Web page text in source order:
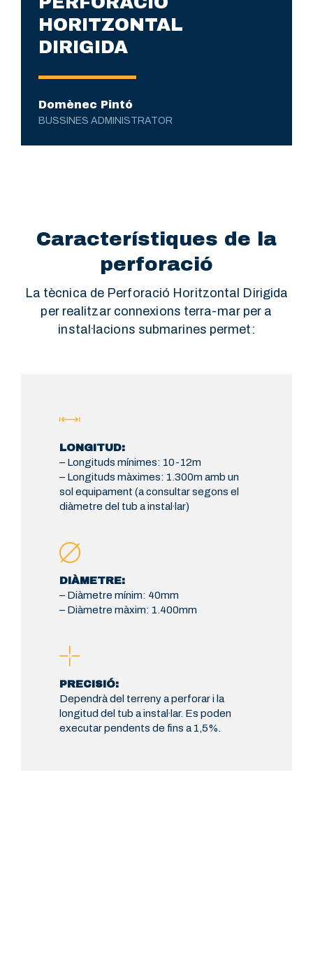
HORITZONTAL
DIRIGIDA
Domènec Pintó
BUSSINES ADMINISTRATOR
Característiques de la
perforació
La tècnica de Perforació Horitzontal Dirigida
per realitzar connexions terra-mar per a
instal·lacions submarines permet:
LONGITUD:
– Longituds mínimes: 10-12m
– Longituds màximes: 1.300m amb un
sol equipament (a consultar segons el
diàmetre del tub a instal·lar)
DIÀMETRE:
– Diàmetre mínim: 40mm
– Diàmetre màxim: 1.400mm
PRECISIÓ:
Dependrà del terreny a perforar i la
longitud del tub a instal·lar. Es poden
executar pendents de fins a 1,5%.